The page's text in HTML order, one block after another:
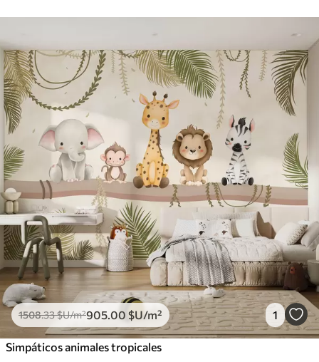
1508.33$U/m²905 .00 $U/m² 1
Simpáticos animales tropicales